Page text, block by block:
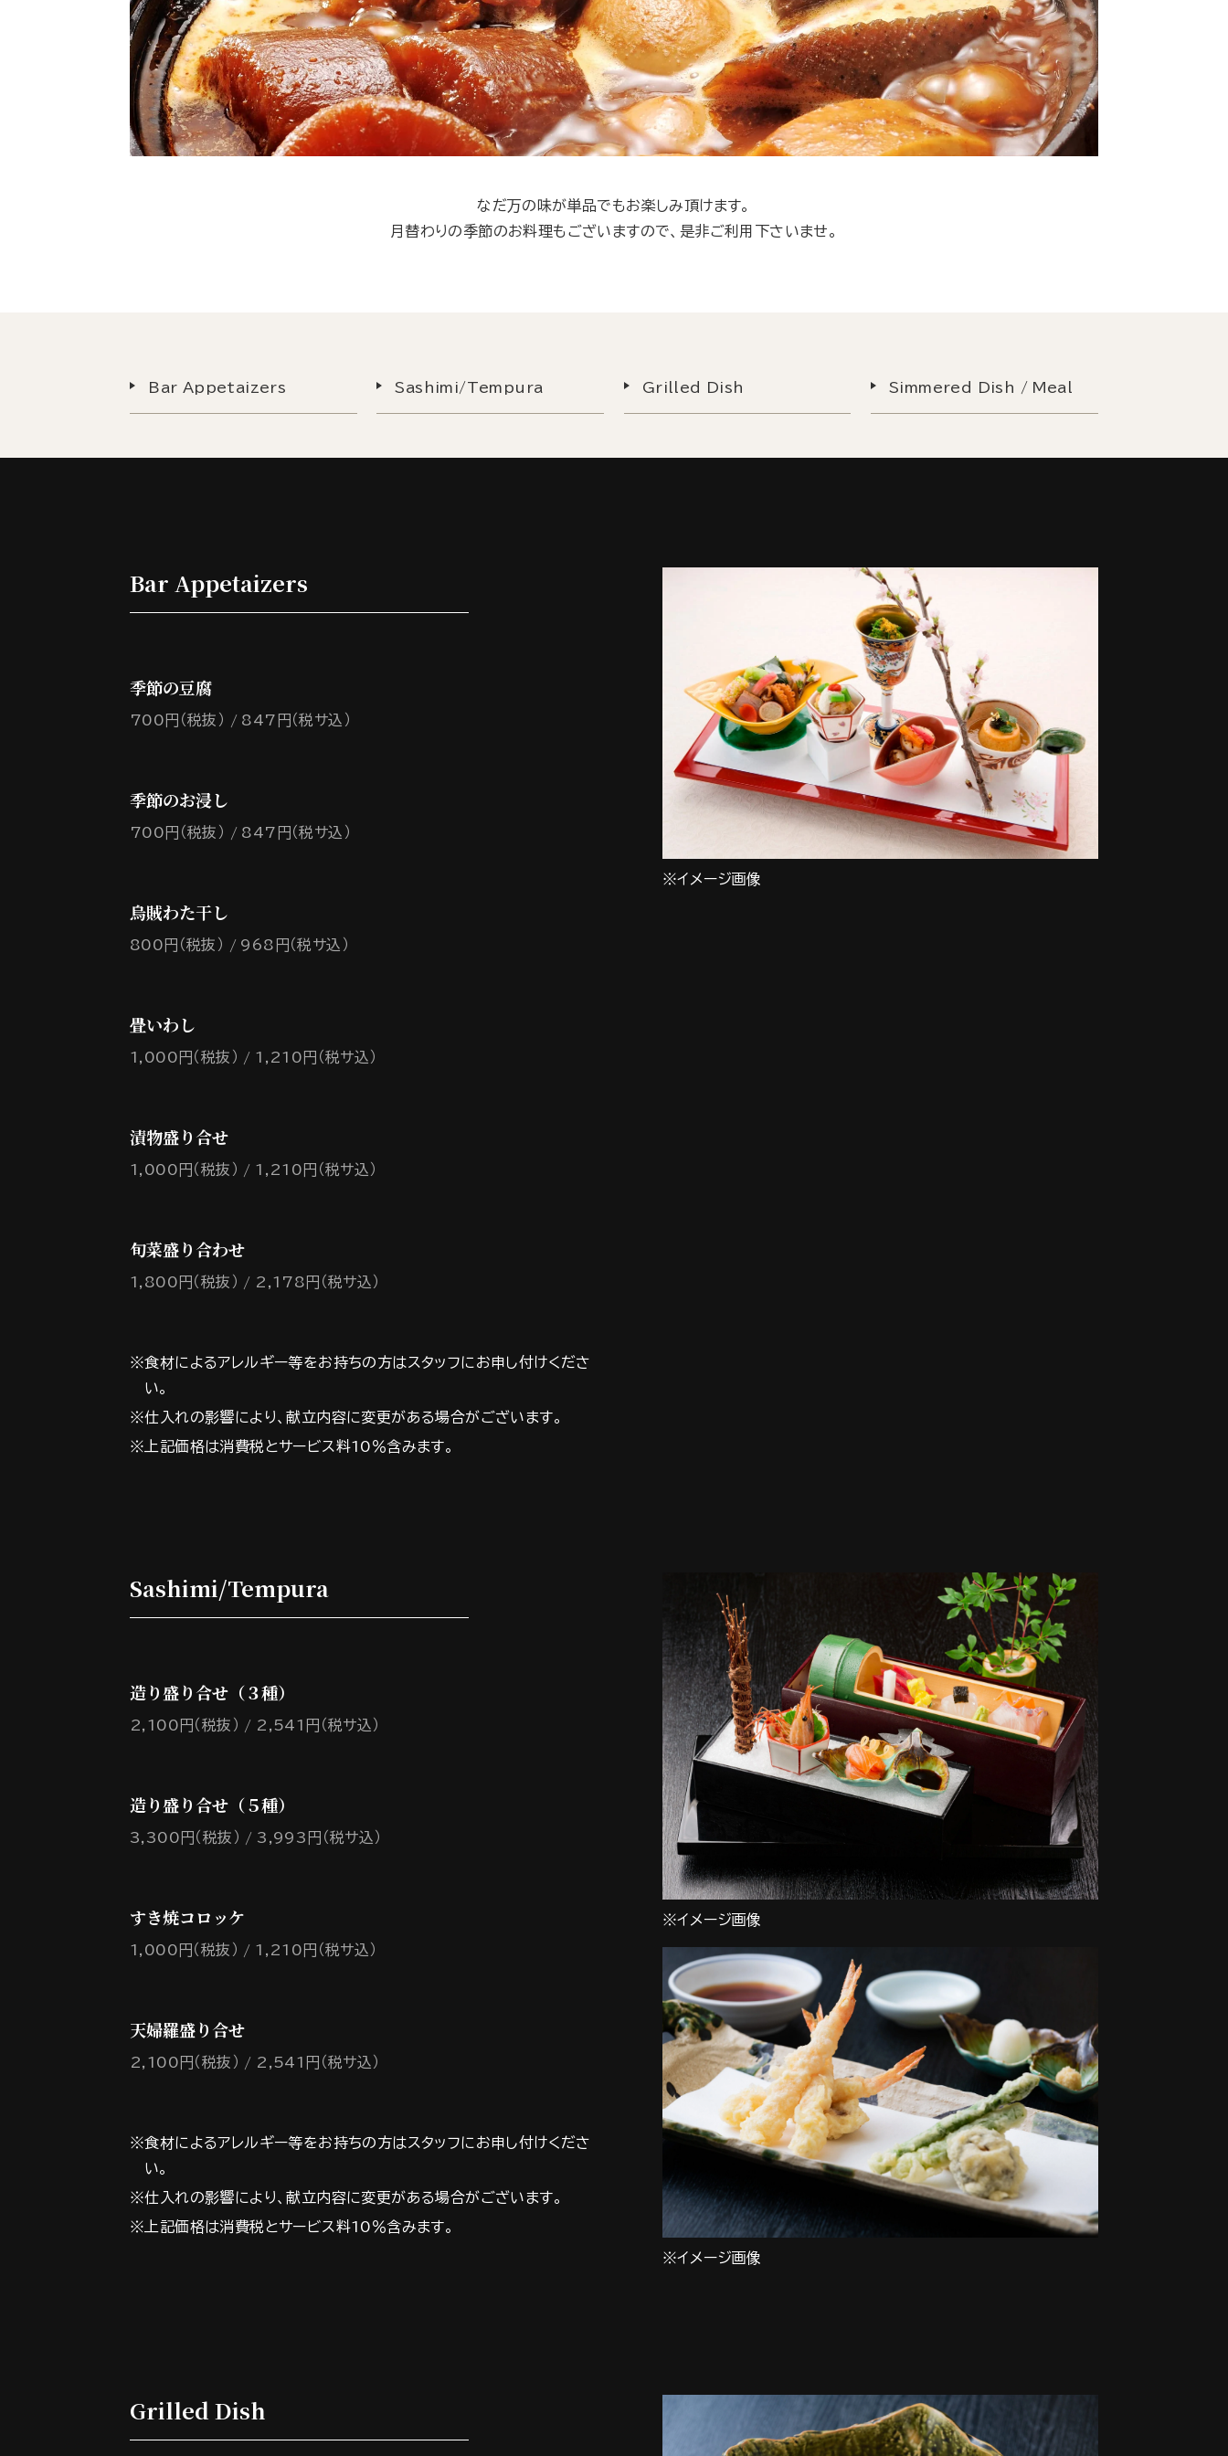
なだ万の味が単品でもお楽しみ頂けます。
月替わりの季節のお料理もございますので、是非ご利用下さいませ。
Bar Appetaizers Sashimi/Tempura Grilled Dish Simmered Dish / Meal
Bar Appetaizers
※イメージ画像
季節の豆腐
700円（税抜） 847円（税サ込）
季節のお浸し
700円（税抜） 847円（税サ込）
烏賊わた干し
800円（税抜） 968円（税サ込）
畳いわし
1,000円（税抜） 1,210円（税サ込）
漬物盛り合せ
1,000円（税抜） 1,210円（税サ込）
旬菜盛り合わせ
1,800円（税抜） 2,178円（税サ込）
※食材によるアレルギー等をお持ちの方はスタッフにお申し付けくださ
い。
※仕入れの影響により、献立内容に変更がある場合がございます。
※上記価格は消費税とサービス料10％含みます。
Sashimi/Tempura
※イメージ画像
※イメージ画像
造り盛り合せ（３種）
2,100円（税抜） 2,541円（税サ込）
造り盛り合せ（５種）
3,300円（税抜） 3,993円（税サ込）
すき焼コロッケ
1,000円（税抜） 1,210円（税サ込）
天婦羅盛り合せ
2,100円（税抜） 2,541円（税サ込）
※食材によるアレルギー等をお持ちの方はスタッフにお申し付けくださ
い。
※仕入れの影響により、献立内容に変更がある場合がございます。
※上記価格は消費税とサービス料10％含みます。
Grilled Dish